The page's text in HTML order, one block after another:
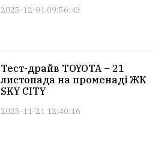
2025-12-01 09:56:43
Тест-драйв TOYOTA – 21
листопада на променаді ЖК
SKY CITY
2025-11-21 12:40:16